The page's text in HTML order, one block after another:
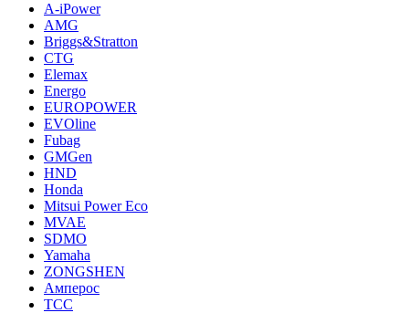
A-iPower
AMG
Briggs&Stratton
CTG
Elemax
Energo
EUROPOWER
EVOline
Fubag
GMGen
HND
Honda
Mitsui Power Eco
MVAE
SDMO
Yamaha
ZONGSHEN
Амперос
ТСС